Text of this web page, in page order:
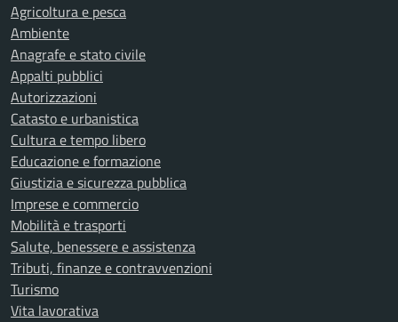
Agricoltura e pesca
Ambiente
Anagrafe e stato civile
Appalti pubblici
Autorizzazioni
Catasto e urbanistica
Cultura e tempo libero
Educazione e formazione
Giustizia e sicurezza pubblica
Imprese e commercio
Mobilità e trasporti
Salute, benessere e assistenza
Tributi, finanze e contravvenzioni
Turismo
Vita lavorativa